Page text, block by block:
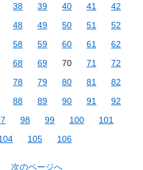
38 39 40 41
42
48 49 50 51
52
58 59 60 61
62
68 69 70 71
72
78 79 80 81
82
88 89 90 91
92
98 99 100
101
105 106
次のページへ